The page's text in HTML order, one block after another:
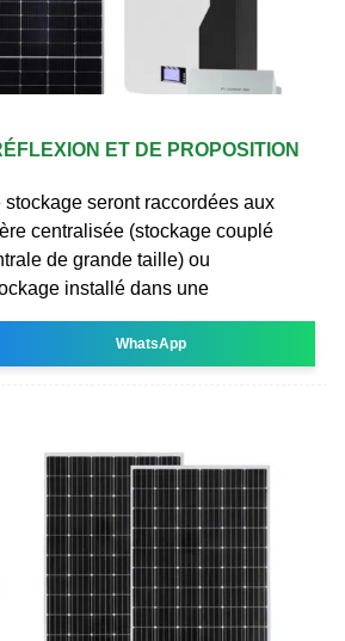
ET DE PROPOSITION
stockage seront raccordées aux
centralisée (stockage couplé
de grande taille) ou
installé dans une
WhatsApp